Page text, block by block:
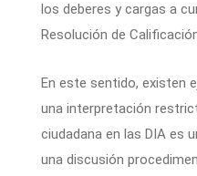
los deberes y cargas a
Resolución de
En este sentido, existen
una interpretación
ciudadana en las DIA es
una discusión